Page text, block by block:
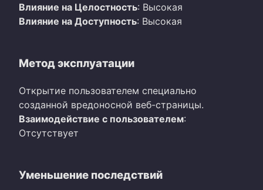
Влияние на Целостность: Высокая
Влияние на Доступность: Высокая
Метод эксплуатации
Открытие пользователем специально
созданной вредоносной веб-страницы.
Взаимодействие с пользователем:
Отсутствует
Уменьшение последствий